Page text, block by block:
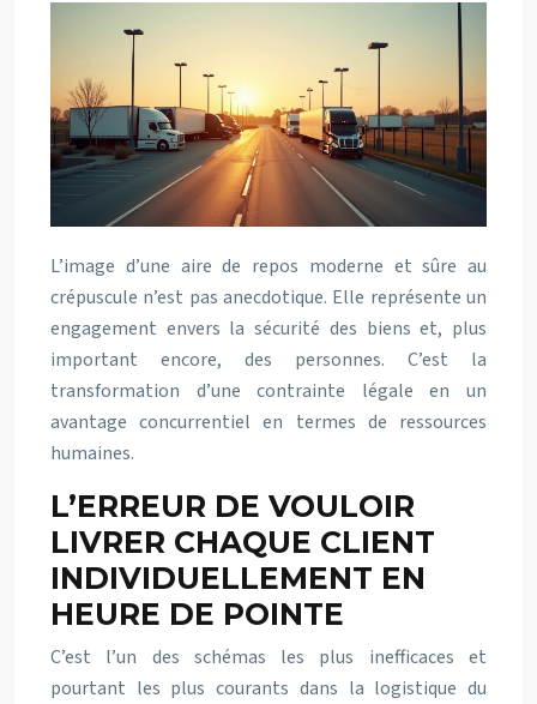
L’image d’une aire de repos moderne et sûre au
crépuscule n’est pas anecdotique. Elle représente un
engagement envers la sécurité des biens et, plus
important encore, des personnes. C’est la
transformation d’une contrainte légale en un
avantage concurrentiel en termes de ressources
humaines.
L’ERREUR DE VOULOIR
LIVRER CHAQUE CLIENT
INDIVIDUELLEMENT EN
HEURE DE POINTE
C’est l’un des schémas les plus inefficaces et
pourtant les plus courants dans la logistique du